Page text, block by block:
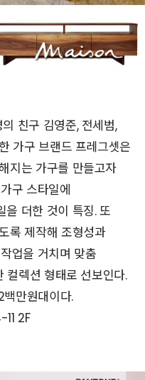
친구 김영준, 전세범,
가구 브랜드 프레그셋은
지는 가구를 만들고자
구 스타일에
을 더한 것이 특징. 또
록 제작해 조형성과
업을 거치며 맞춤
컬렉션 형태로 선보인다.
만원대이다.
2F